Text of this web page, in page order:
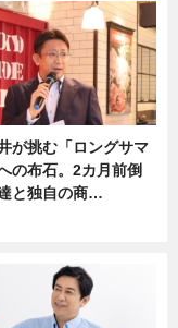
が挑む「ロングサマ
の布石。2カ月前倒
と独自の商…